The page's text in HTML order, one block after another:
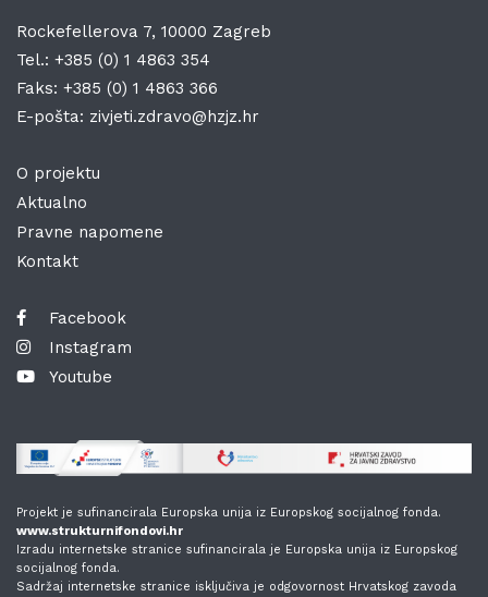
Rockefellerova 7, 10000 Zagreb
Tel.: +385 (0) 1 4863 354
Faks: +385 (0) 1 4863 366
E-pošta: zivjeti.zdravo@hzjz.hr
O projektu
Aktualno
Pravne napomene
Kontakt
Facebook
Instagram
Youtube
Projekt je sufinancirala Europska unija iz Europskog socijalnog fonda.
www.strukturnifondovi.hr
Izradu internetske stranice sufinancirala je Europska unija iz Europskog
socijalnog fonda.
Sadržaj internetske stranice isključiva je odgovornost Hrvatskog zavoda